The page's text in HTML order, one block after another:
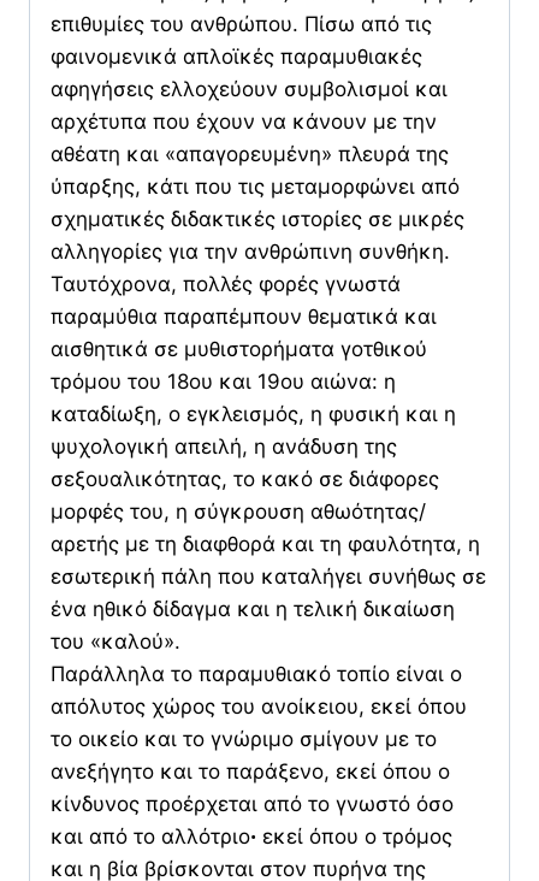
επιθυμίες του ανθρώπου. Πίσω από τις
φαινομενικά απλοϊκές παραμυθιακές
αφηγήσεις ελλοχεύουν συμβολισμοί και
αρχέτυπα που έχουν να κάνουν με την
αθέατη και «απαγορευμένη» πλευρά της
ύπαρξης, κάτι που τις μεταμορφώνει από
σχηματικές διδακτικές ιστορίες σε μικρές
αλληγορίες για την ανθρώπινη συνθήκη.
Ταυτόχρονα, πολλές φορές γνωστά
παραμύθια παραπέμπουν θεματικά και
αισθητικά σε μυθιστορήματα γοτθικού
τρόμου του 18ου και 19ου αιώνα: η
καταδίωξη, ο εγκλεισμός, η φυσική και η
ψυχολογική απειλή, η ανάδυση της
σεξουαλικότητας, το κακό σε διάφορες
μορφές του, η σύγκρουση αθωότητας/
αρετής με τη διαφθορά και τη φαυλότητα, η
εσωτερική πάλη που καταλήγει συνήθως σε
ένα ηθικό δίδαγμα και η τελική δικαίωση
του «καλού».
Παράλληλα το παραμυθιακό τοπίο είναι ο
απόλυτος χώρος του ανοίκειου, εκεί όπου
το οικείο και το γνώριμο σμίγουν με το
ανεξήγητο και το παράξενο, εκεί όπου ο
κίνδυνος προέρχεται από το γνωστό όσο
και από το αλλότριοꞏ εκεί όπου ο τρόμος
και η βία βρίσκονται στον πυρήνα της